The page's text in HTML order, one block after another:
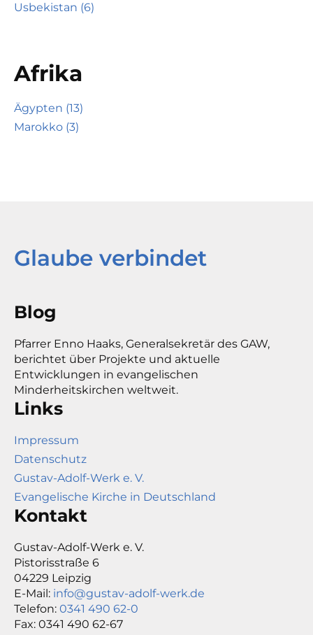
Usbekistan (6)
Afrika
Ägypten (13)
Marokko (3)
Glaube verbindet
Blog
Pfarrer Enno Haaks, Generalsekretär des GAW,
berichtet über Projekte und aktuelle
Entwicklungen in evangelischen
Minderheitskirchen weltweit.
Links
Impressum
Datenschutz
Gustav-Adolf-Werk e. V.
Evangelische Kirche in Deutschland
Kontakt
Gustav-Adolf-Werk e. V.
Pistorisstraße 6
04229 Leipzig
E-Mail: info@gustav-adolf-werk.de
Telefon: 0341 490 62-0
Fax: 0341 490 62-67